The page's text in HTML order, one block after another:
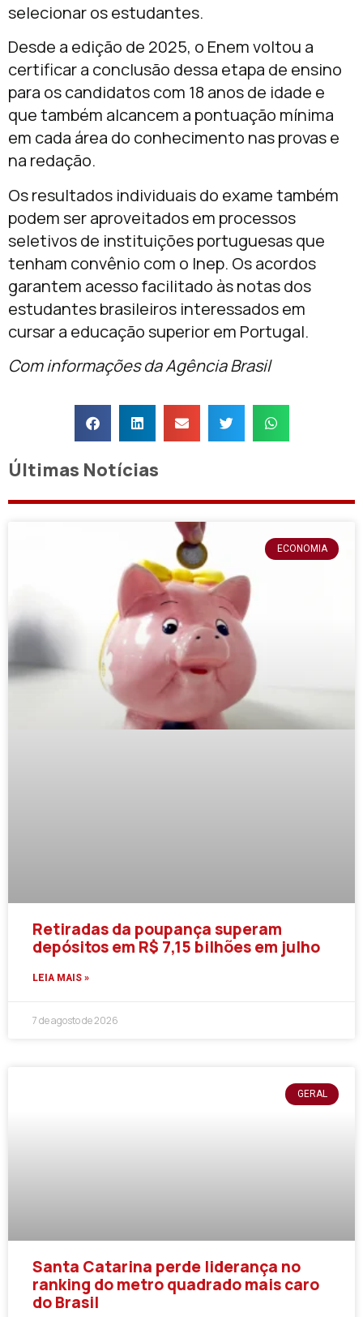
selecionar os estudantes.
Desde a edição de 2025, o Enem voltou a
certificar a conclusão dessa etapa de ensino
para os candidatos com 18 anos de idade e
que também alcancem a pontuação mínima
em cada área do conhecimento nas provas e
na redação.
Os resultados individuais do exame também
podem ser aproveitados em processos
seletivos de instituições portuguesas que
tenham convênio com o Inep. Os acordos
garantem acesso facilitado às notas dos
estudantes brasileiros interessados em
cursar a educação superior em Portugal.
Com informações da Agência Brasil
Últimas Notícias
ECONOMIA
Retiradas da poupança superam
depósitos em R$ 7,15 bilhões em julho
LEIA MAIS »
7 de agosto de 2026
GERAL
Santa Catarina perde liderança no
ranking do metro quadrado mais caro
do Brasil